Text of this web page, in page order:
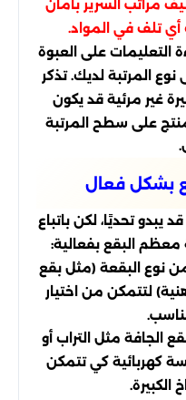
مراتب السرير بأمان
أي تلف في المواد.
التعليمات على العبوة
المرتبة لديك. تذكر
غير مرئية قد يكون
على سطح المرتبة
بشكل فعال
يبدو تحديًا، لكن باتباع
البقع بفعالية:
نوع البقعة (مثل بقع
لتتمكن من اختيار
الجافة مثل التراب أو
كهربائية كي تتمكن
الكبيرة.